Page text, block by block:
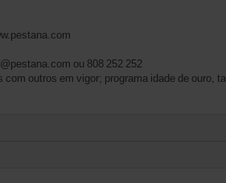
ou 808 252 252
outros em vigor; programa idade de ouro,